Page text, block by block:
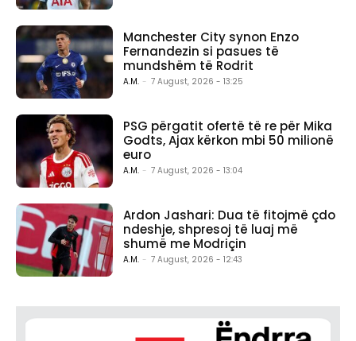
Manchester City synon Enzo
Fernandezin si pasues të
mundshëm të Rodrit
A.M. - 7 August, 2026 - 13:25
PSG përgatit ofertë të re për Mika
Godts, Ajax kërkon mbi 50 milionë
euro
A.M. - 7 August, 2026 - 13:04
Ardon Jashari: Dua të fitojmë çdo
ndeshje, shpresoj të luaj më
shumë me Modriçin
A.M. - 7 August, 2026 - 12:43